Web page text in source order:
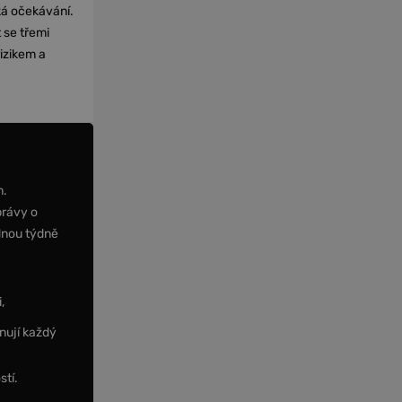
očekávání.
se třemi
a
o
týdně
každý